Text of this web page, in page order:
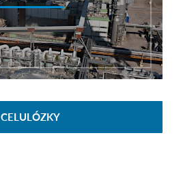
CELULÓZKY